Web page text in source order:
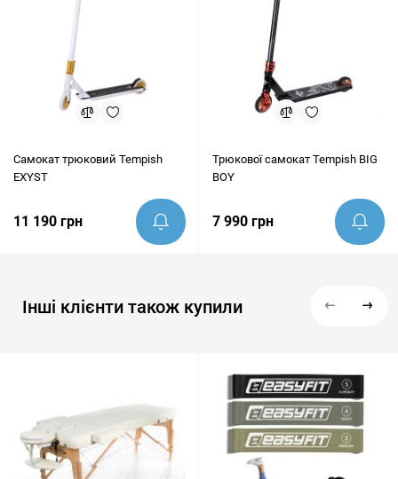
Самокат трюковий Tempish
EXYST
11 190 грн
Трюкової самокат Tempish BIG
BOY
7 990 грн
Інші клієнти також купили